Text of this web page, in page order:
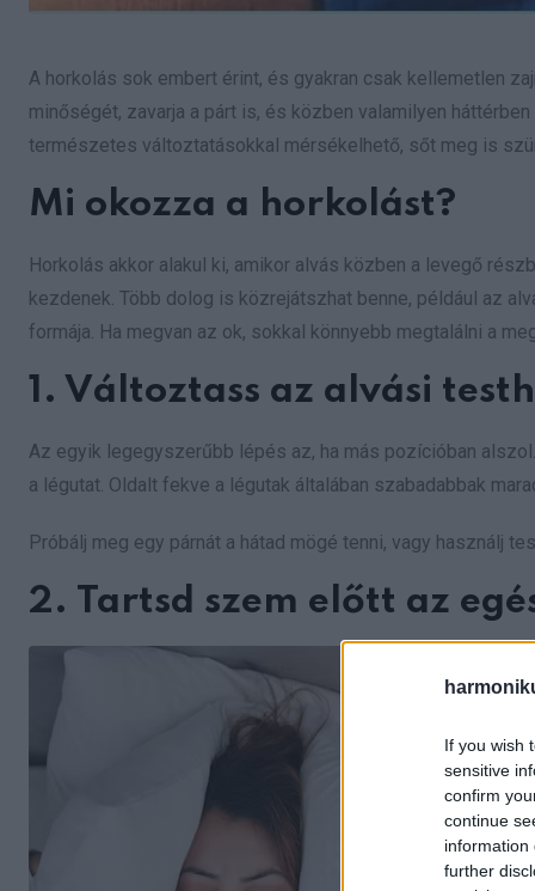
If you wish
sensitive
confirm
continue
information
further
A horkolás sok embert érint, és gyakran csak kellemetlen
minőségét, zavarja a párt is, és közben valamilyen
természetes változtatásokkal mérsékelhető, sőt meg is
Mi okozza a horkolást?
Horkolás akkor alakul ki, amikor alvás közben a levegő
kezdenek. Több dolog is közrejátszhat benne, például az
formája. Ha megvan az ok, sokkal könnyebb megtalálni a
1. Változtass az alvási
Az egyik legegyszerűbb lépés az, ha más pozícióban
a légutat. Oldalt fekve a légutak általában szabadabbak
Próbálj meg egy párnát a hátad mögé tenni, vagy használj
2. Tartsd szem előtt az